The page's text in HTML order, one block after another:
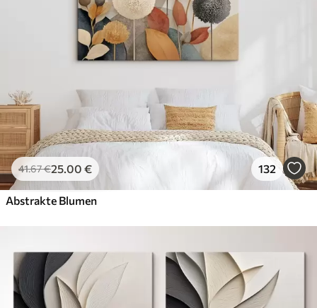
41.67€25.00 € 132
Abstrakte Blumen